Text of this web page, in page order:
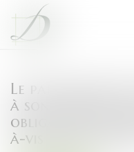
Le particulier
à son domicile
obligation de
à-vis de son